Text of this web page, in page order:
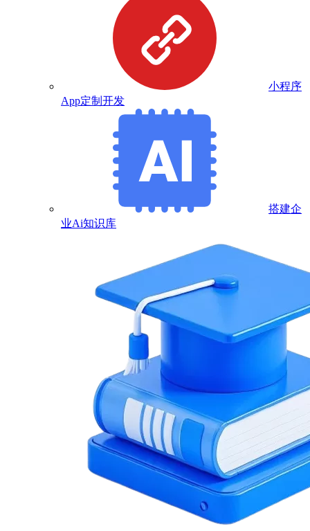
小程序
App定制开发
搭建企
业Ai知识库